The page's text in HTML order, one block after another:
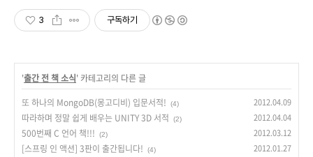
3 구독하기
'출간 전 책 소식' 카테고리의 다른 글
또 하나의 MongoDB(몽고디비) 입문서적!
(4) 2012.04.09
따라하며 정말 쉽게 배우는 UNITY 3D 서적 (2) 2012.04.04
500번째 C 언어 책!!! (2) 2012.03.12
[스프링 인 액션] 3판이 출간됩니다! (4) 2012.01.27